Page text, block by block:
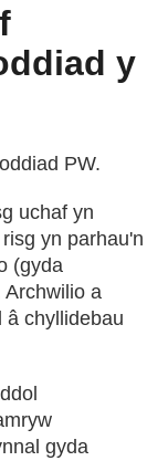
y
PW.
uchaf yn
yn parhau'n
(gyda
Archwilio a
â chyllidebau
gyda